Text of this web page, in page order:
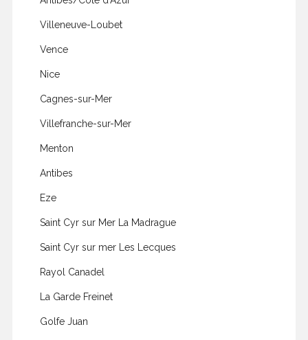
Villeneuve-Loubet
Vence
Nice
Cagnes-sur-Mer
Villefranche-sur-Mer
Menton
Antibes
Eze
Saint Cyr sur Mer La Madrague
Saint Cyr sur mer Les Lecques
Rayol Canadel
La Garde Freinet
Golfe Juan